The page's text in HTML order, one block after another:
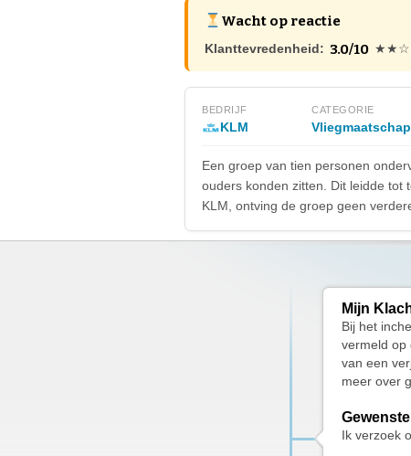
Wacht op reactie
Klanttevredenheid: 3.0/10
BEDRIJF
KLM
CATEGORIE
Een groep van tien personen
ouders konden zitten. Dit leidde tot
KLM, ontving de groep geen
Mijn
Bij het
vermeld op
van een
meer over
Ik verzoek